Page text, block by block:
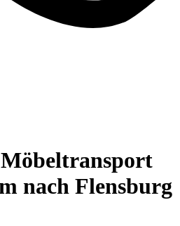
nach Flensburg